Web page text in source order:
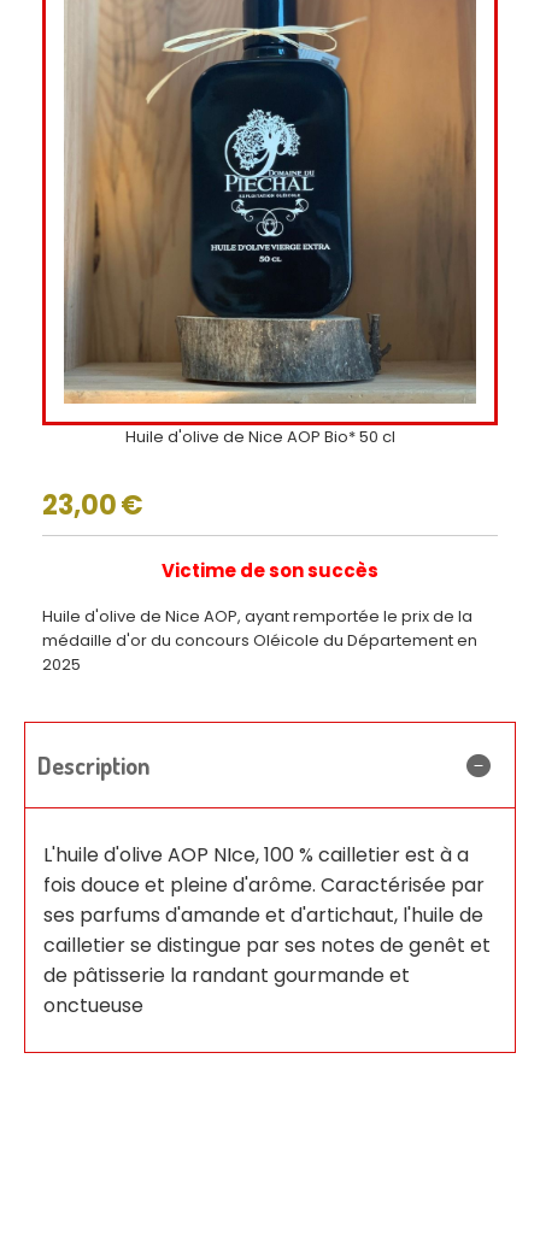
Huile d'olive de Nice AOP Bio* 50 cl
23,00€
Victime de son succès
Huile d'olive de Nice AOP, ayant remportée le prix de la
médaille d'or du concours Oléicole du Département en
2025
Description
L'huile d'olive AOP NIce, 100 % cailletier est à a
fois douce et pleine d'arôme. Caractérisée par
ses parfums d'amande et d'artichaut, l'huile de
cailletier se distingue par ses notes de genêt et
de pâtisserie la randant gourmande et
onctueuse